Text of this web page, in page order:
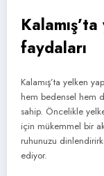
faydaları
Kalamış’ta yelken
hem bedensel hem
sahip. Öncelikle
için mükemmel bir
ruhunuzu
ediyor.